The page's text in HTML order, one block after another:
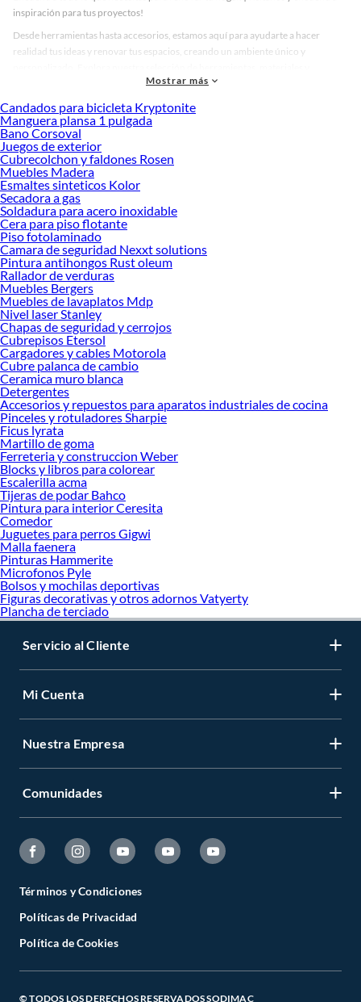
inspiración para tus proyectos!
Desde herramientas hasta accesorios, estamos aquí para ayudarte a hacer
realidad tus ideas y renovar tus espacios, creando un ambiente único y
accesorios de calidad que te ayudarán a crear un espacio más tú.
Desde remodelaciones hasta proyectos de decoración, estamos aquí para hacer
tus ideas realidad. ¡Visítanos y encuentra todo lo que tenemos para ofrecerte en
Tornillos!
Explora la variedad de productos de Tornillos en Sodimac
Herramientas, materiales y accesorios de calidad para tus proyectos y
renovación de espacios. ¡Visítanos y descubre todo lo que tenemos para
ofrecerte!
Encuentra una amplia variedad de productos de Tornillos en Sodimac.
Encuentra todo lo necesario para tus proyectos de renovación y decoración.
¡Visítanos y haz tus ideas realidad!
Mostrar más
Candados para bicicleta Kryptonite
Manguera plansa 1 pulgada
Bano Corsoval
Juegos de exterior
Cubrecolchon y faldones Rosen
Muebles Madera
Esmaltes sinteticos Kolor
Secadora a gas
Soldadura para acero inoxidable
Cera para piso flotante
Piso fotolaminado
Camara de seguridad Nexxt solutions
Pintura antihongos Rust oleum
Rallador de verduras
Muebles Bergers
Muebles de lavaplatos Mdp
Nivel laser Stanley
Chapas de seguridad y cerrojos
Cubrepisos Etersol
Cargadores y cables Motorola
Cubre palanca de cambio
Ceramica muro blanca
Detergentes
Accesorios y repuestos para aparatos industriales de cocina
Pinceles y rotuladores Sharpie
Ficus lyrata
Martillo de goma
Ferreteria y construccion Weber
Blocks y libros para colorear
Escalerilla acma
Tijeras de podar Bahco
Pintura para interior Ceresita
Comedor
Juguetes para perros Gigwi
Malla faenera
Pinturas Hammerite
Microfonos Pyle
Bolsos y mochilas deportivas
Figuras decorativas y otros adornos Vatyerty
Plancha de terciado
Servicio al Cliente
Mi Cuenta
Nuestra Empresa
Comunidades
Términos y Condiciones
Políticas de Privacidad
Política de Cookies
© TODOS LOS DERECHOS RESERVADOS SODIMAC